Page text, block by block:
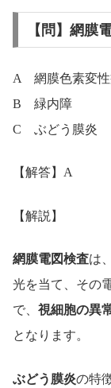
【問】網膜
A 網膜色素変性
B 緑内障
C ぶどう膜炎
【解答】A
【解説】
網膜電図検査は
光を当て、その
で、 視細胞の異
となります。
ぶどう膜炎の特